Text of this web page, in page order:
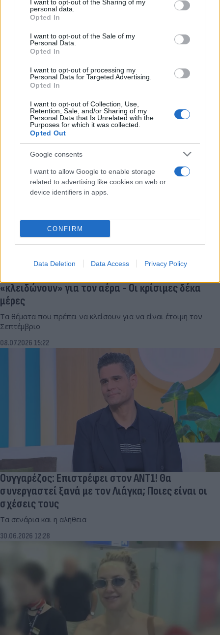
not limited to your visit or usage behaviour. You may click to
grant or deny consent to Google and its third-party tags to
use your data for below specified purposes in below Google
consent section.
I want to opt-out of the Sharing of my
personal data.
Opted In
I want to opt-out of the Sale of my
Personal Data.
Opted In
I want to opt-out of processing my
Personal Data for Targeted Advertising.
Opted In
I want to opt-out of Collection, Use,
Retention, Sale, and/or Sharing of my
Personal Data that Is Unrelated with the
Purposes for which it was collected.
Opted Out
Google consents
I want to allow Google to enable storage
related to advertising like cookies on web or
device identifiers in apps.
CONFIRM
Data Deletion Data Access Privacy Policy
16.07.2026 16:40
«κλειδώνουν» για τον αέρα - Οι κρίσιμες δέκα
μέρες
Τα θέματα που πρέπει να κλείσουν για να είναι έτοιμη τον
Σεπτέμβριο
08.07.2026 15:22
Ουγγαρέζος: Επιστρέφει στον ΑΝΤ1! Θα
συνεργαστεί ξανά με τον Λιάγκα; Ποιες είναι οι
σχέσεις τους
Τα σενάρια και η αλήθεια
30.06.2026 12:28